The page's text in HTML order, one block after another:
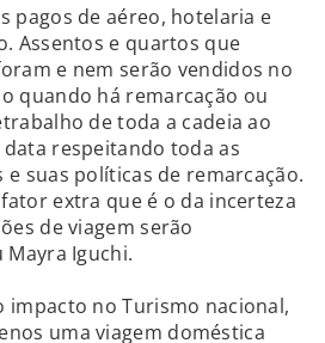
pagos de aéreo, hotelaria e
Assentos e quartos que
e nem serão vendidos no
quando há remarcação ou
de toda a cadeia ao
respeitando toda as
e suas políticas de remarcação.
extra que é o da incerteza
de viagem serão
Mayra Iguchi.
impacto no Turismo nacional,
uma viagem doméstica